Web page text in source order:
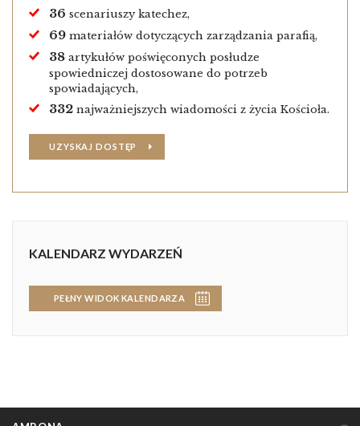
36 scenariuszy katechez,
69 materiałów dotyczących zarządzania parafią,
38 artykułów poświęconych posłudze
spowiedniczej dostosowane do potrzeb
spowiadających,
332 najważniejszych wiadomości z życia Kościoła.
UZYSKAJ DOSTĘP
KALENDARZ WYDARZEŃ
PEŁNY WIDOK KALENDARZA